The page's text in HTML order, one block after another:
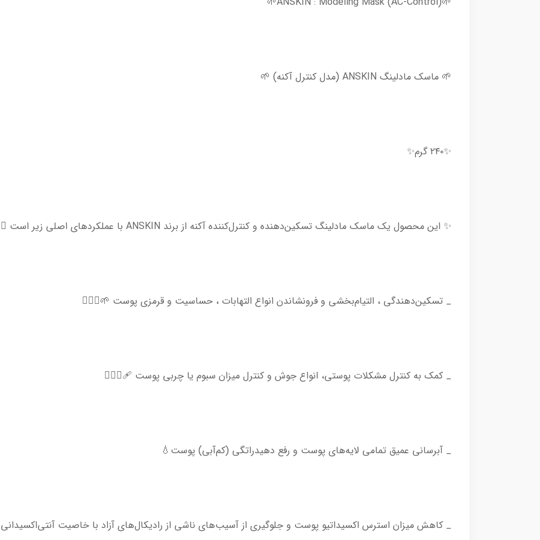
🌱 ماسک مادلینگ ANSKIN (مدل کنترل آکنه) 🌱
✨۲۴۰ گرم✨
✨ این محصول یک ماسک مادلینگ تسکین‌دهنده و کنترل‌کننده آکنه از برند ANSKIN با عملکردهای اصلی زیر است 👇🏻
_ تسکین‌دهندگی ، التیام‌بخشی و فرونشاندن انواع التهابات ، حساسیت‌ و قرمزی پوست 🌱💆🏻‍♀️
_ کمک به کنترل مشکلات پوستی، انواع جوش‌ و کنترل میزان سبوم یا چربی پوست 🩹💆🏻‍♀️
_ آبرسانی عمیق تمامی لایه‌های پوست و رفع دهیدراتگی (کم‌آبی) پوست💧
_ کاهش میزان استرس اکسیداتیو پوست و جلوگیری از آسیب‌های ناشی از رادیکال‌های آزاد با خاصیت